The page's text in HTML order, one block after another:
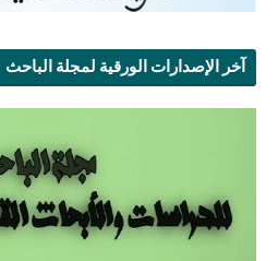
آخر الإصدارات الورقية لمجلة الباحث